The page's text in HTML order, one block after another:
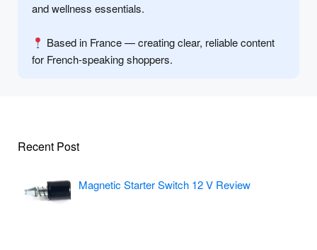
and wellness essentials.
Based in France — creating clear, reliable content
for French-speaking shoppers.
Recent Post
Magnetic Starter Switch 12 V Review